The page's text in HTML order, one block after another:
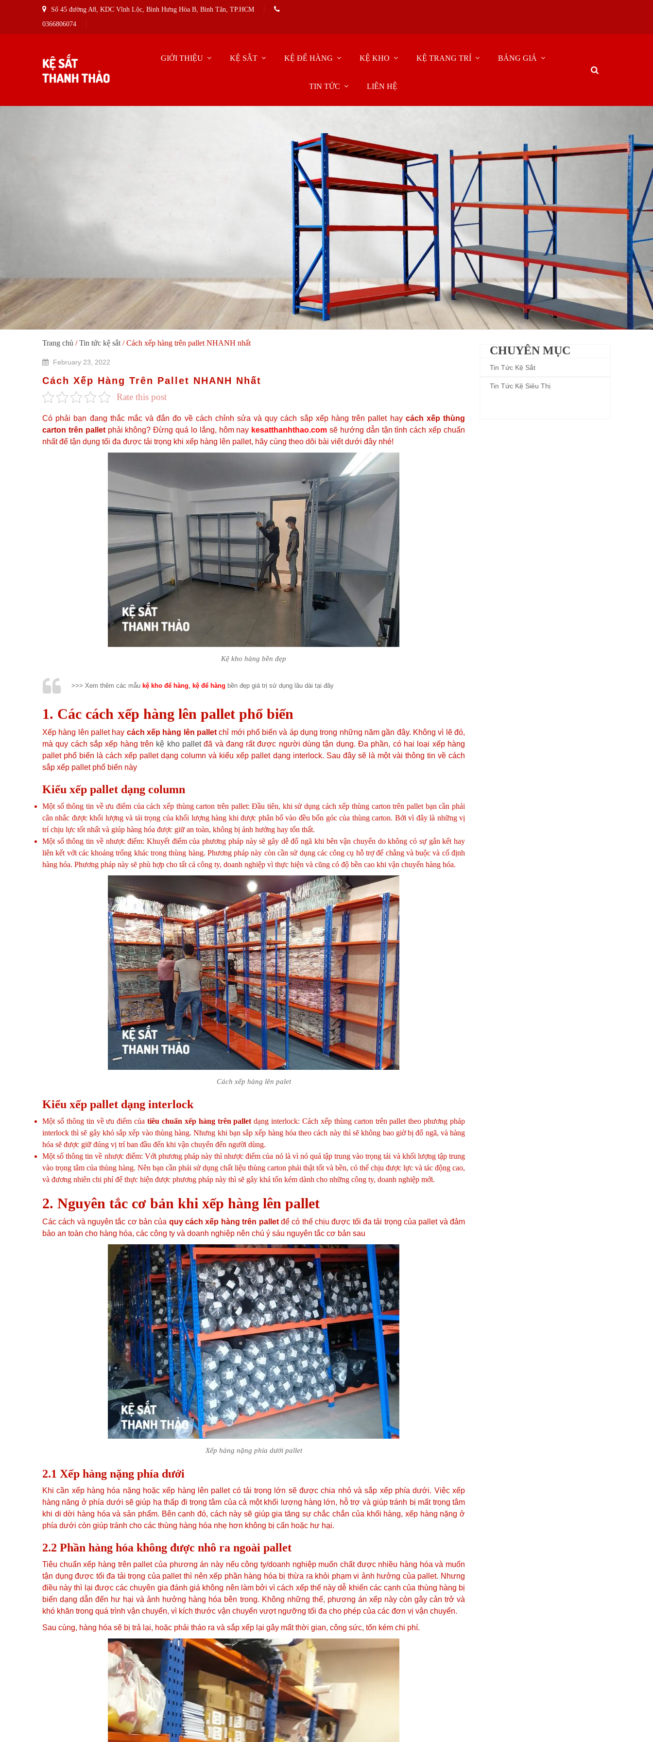
Số 45 đường A8, KDC Vĩnh Lộc, Bình Hưng Hòa B, Bình Tân, TP.HCM
0366806074
GIỚI THIỆU KỆ SẮT KỆ ĐỂ HÀNG KỆ KHO KỆ TRANG TRÍ BẢNG GIÁ
TIN TỨC LIÊN HỆ
Trang chủ /Tin tức kệ sắt /Cách xếp hàng trên pallet NHANH nhất
February 23, 2022
Cách Xếp Hàng Trên Pallet NHANH Nhất
Rate this post
Có phải bạn đang thắc mắc và đắn đo về cách chỉnh sửa và quy cách sắp xếp hàng trên pallet hay cách xếp thùng
carton trên palletphải không? Đừng quá lo lắng, hôm nay kesatthanhthao.com sẽ hướng dẫn tận tình cách xếp chuẩn
nhất để tận dụng tối đa được tải trọng khi xếp hàng lên pallet, hãy cùng theo dõi bài viết dưới đây nhé!
Kệ kho hàng bền đẹp
>>> Xem thêm các mẫu kệ kho để hàng kệ để hàng bền đẹp giá trị sử dụng lâu dài tại đây
1. Các cách xếp hàng lên pallet phổ biến
Xếp hàng lên pallet hay cách xếp hàng lên palletchỉ mới phổ biến và áp dụng trong những năm gần đây. Không vì lẽ đó,
mà quy cách sắp xếp hàng trên kệ kho palletđã và đang rất được người dùng tận dụng. Đa phần, có hai loại xếp hàng
pallet phổ biến là cách xếp pallet dạng column và kiểu xếp pallet dạng interlock. Sau đây sẽ là một vài thông tin về cách
sắp xếp pallet phổ biến này
Kiểu xếp pallet dạng column
Một số thông tin về ưu điểm của cách xếp thùng carton trên pallet: Đầu tiên, khi sử dụng cách xếp thùng carton trên pallet bạn cần phải
cân nhắc được khối lượng và tải trọng của khối lượng hàng khi được phân bố vào đều bốn góc của thùng carton. Bởi vì đây là những vị
trí chịu lực tốt nhất và giúp hàng hóa được giữ an toàn, không bị ảnh hưởng hay tổn thất.
Một số thông tin về nhược điểm: Khuyết điểm của phương pháp này sẽ gây dễ đổ ngã khi bên vận chuyển do không có sự gắn kết hay
liên kết với các khoảng trống khác trong thùng hàng. Phương pháp này còn cần sử dụng các công cụ hỗ trợ để chằng và buộc và cố định
hàng hóa. Phương pháp này sẽ phù hợp cho tất cả công ty, doanh nghiệp vì thực hiện và cũng có độ bền cao khi vận chuyển hàng hóa.
Cách xếp hàng lên palet
Kiểu xếp pallet dạng interlock
Một số thông tin về ưu điểm của tiêu chuẩn xếp hàng trên pallet dạng interlock: Cách xếp thùng carton trên pallet theo phương pháp
interlock thì sẽ gây khó sắp xếp vào thùng hàng. Nhưng khi bạn sắp xếp hàng hóa theo cách này thì sẽ không bao giờ bị đổ ngã, và hàng
hóa sẽ được giữ đúng vị trí ban đầu đến khi vận chuyển đến người dùng.
Một số thông tin về nhược điểm: Với phương pháp này thì nhược điểm của nó là vì nó quá tập trung vào trọng tải và khối lượng tập trung
vào trọng tâm của thùng hàng. Nên bạn cần phải sử dụng chất liệu thùng carton phải thật tốt và bền, có thể chịu được lực và tác động cao,
và đương nhiên chi phí để thực hiện được phương pháp này thì sẽ gây khá tốn kém dành cho những công ty, doanh nghiệp mới.
2. Nguyên tắc cơ bản khi xếp hàng lên pallet
Các cách và nguyên tắc cơ bản của quy cách xếp hàng trên palletđể có thể chịu được tối đa tải trọng của pallet và đảm
bảo an toàn cho hàng hóa, các công ty và doanh nghiệp nên chú ý sáu nguyên tắc cơ bản sau
Xếp hàng nặng phía dưới pallet
2.1 Xếp hàng nặng phía dưới
Khi cần xếp hàng hóa nặng hoặc xếp hàng lên pallet có tải trọng lớn sẽ được chia nhỏ và sắp xếp phía dưới. Việc xếp
hàng năng ở phía dưới sẽ giúp hạ thấp đi trọng tâm của cả một khối lượng hàng lớn, hỗ trợ và giúp tránh bị mất trọng tâm
khi di dời hàng hóa và sản phẩm. Bên cạnh đó, cách này sẽ giúp gia tăng sự chắc chắn của khối hàng, xếp hàng nặng ở
phía dưới còn giúp tránh cho các thùng hàng hóa nhẹ hơn không bị cấn hoặc hư hại.
2.2 Phần hàng hóa không được nhô ra ngoài pallet
Tiêu chuẩn xếp hàng trên pallet của phương án này nếu công ty/doanh nghiệp muốn chất được nhiều hàng hóa và muốn
tận dụng được tối đa tải trọng của pallet thì nên xếp phần hàng hóa bị thừa ra khỏi phạm vi ảnh hưởng của pallet. Nhưng
điều này thì lại được các chuyên gia đánh giá không nên làm bởi vì cách xếp thế này dễ khiến các cạnh của thùng hàng bị
biến dạng dẫn đến hư hại và ảnh hưởng hàng hóa bên trong. Không những thế, phương án xếp này còn gây cản trở và
khó khăn trong quá trình vận chuyển, vì kích thước vận chuyển vượt ngưỡng tối đa cho phép của các đơn vị vận chuyển.
Sau cùng, hàng hóa sẽ bị trả lại, hoặc phải tháo ra và sắp xếp lại gây mất thời gian, công sức, tốn kém chi phí.
CHUYÊN MỤC
Tin Tức Kệ Sắt
Tin Tức Kệ Siêu Thị